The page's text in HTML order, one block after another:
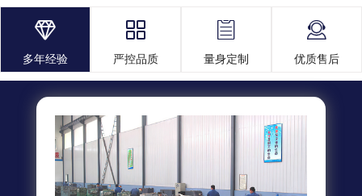

多年经验

严控品质

量身定制

优质售后